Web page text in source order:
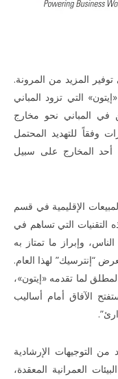
توفير المزيد من المرونة.
التي تزود المباني
في المباني نحو مخارج
وفقاً للتهديد المحتمل
أحد المخارج على سبيل
الإقليمية في قسم
التقنيات التي تساهم في
وإبراز ما تمتاز به
“إنترسيك” لهذا العام.
لما تقدمه «إيتون»،
الآفاق أمام أساليب
التوجيهات الإرشادية
العمرانية المعقدة،